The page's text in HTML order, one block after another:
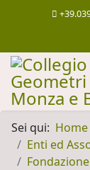
Sei qui: Home
Enti ed